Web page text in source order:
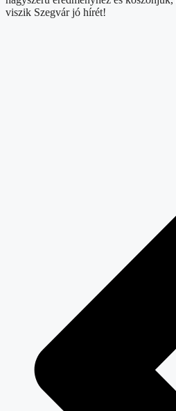
viszik Szegvár jó hírét!